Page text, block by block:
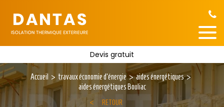
Devis gratuit
Accueil travaux économie d'énergie
aides énergétiques
aides énergétiques Bouliac
RETOUR